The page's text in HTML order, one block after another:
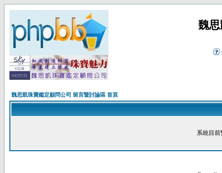
魏
魏思凱珠寶鑑定顧問公司 留言暨討論區 首頁
系統目